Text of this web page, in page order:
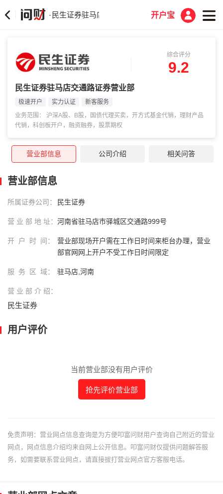
· 民生证券驻马店交通路证券营业部开户宝
综合评分
9.2
民生证券驻马店交通路证券营业部
极速开户 实力认证
新客服务
业务范围： 沪深A股、B股，国债代理买卖，开方式基金代销，理财产品
代销，科创板开户，融资融券，股票期权
营业部信息 公司介绍 相关问答
营业部信息
所属证券公司： 民生证券
营 业 部 地 址： 河南省驻马店市驿城区交通路999号
开 户 时 间：
营业部现场开户需在工作日时间来柜台办理，营业
部官网网上开户不受工作日时间限定
服 务 区 域： 驻马店,河南
营 业 部 介 绍：
民生证券
用户评价
当前营业部没有用户评价
抢先评价营业部
免责声明：营业网点信息查询是为方便叩富问财用户查询自己附近的营业
网点，网点信息介绍均来自网上公开信息。叩富问财仅提供问题解答服
务，如需要联系营业网点，请直接拔打营业网点官方客服电话。